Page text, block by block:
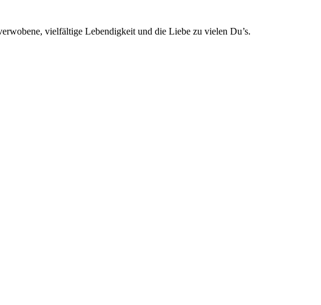
vielfältige Lebendigkeit und die Liebe zu vielen Du’s.